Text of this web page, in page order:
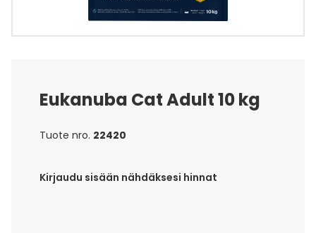
Eukanuba Cat Adult 10 kg
Tuote nro. 22420
Kirjaudu sisään nähdäksesi hinnat